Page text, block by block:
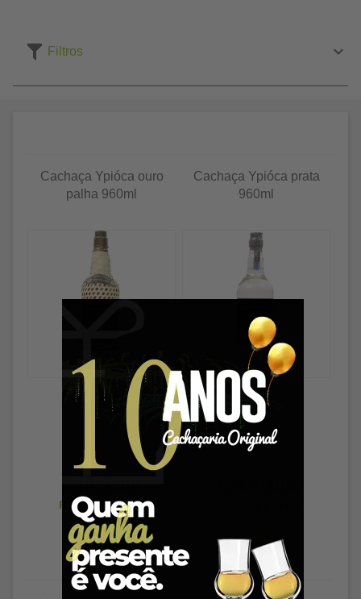
Filtros
Cachaça Ypióca ouro
palha 960ml
R$ 61,00à vista
Cachaça Ypióca prata
960ml